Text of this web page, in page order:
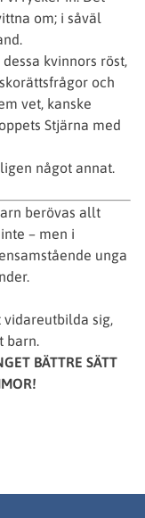
om; i såväl
kvinnors röst,
och
vet, kanske
Stjärna med
något annat.
berövas allt
– men i
unga
vidareutbilda sig,
barn.
BÄTTRE SÄTT